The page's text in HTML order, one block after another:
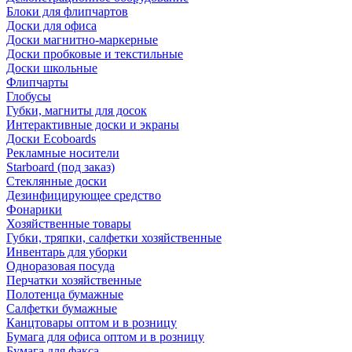
Блоки для флипчартов
Доски для офиса
Доски магнитно-маркерные
Доски пробковые и текстильные
Доски школьные
Флипчарты
Глобусы
Губки, магниты для досок
Интерактивные доски и экраны
Доски Ecoboards
Рекламные носители
Starboard (под заказ)
Стеклянные доски
Дезинфицирующее средство
Фонарики
Хозяйственные товары
Губки, тряпки, салфетки хозяйственные
Инвентарь для уборки
Одноразовая посуда
Перчатки хозяйственные
Полотенца бумажные
Салфетки бумажные
Канцтовары оптом и в розницу
Бумага для офиса оптом и в розницу